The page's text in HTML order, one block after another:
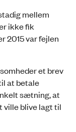
mellem
ikke fik
2015 var fejlen
et brev
at betale
sætning, at
ville blive lagt til